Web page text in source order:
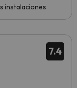
instalaciones
7.4